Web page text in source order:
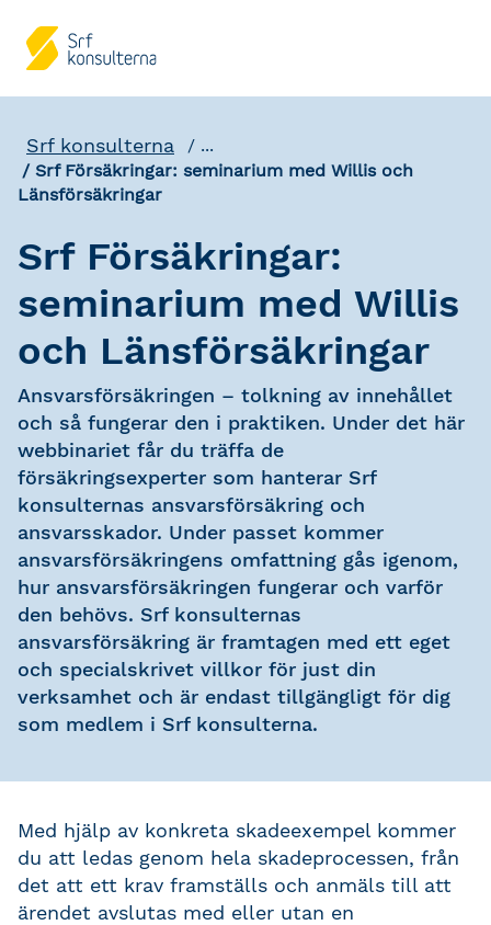
Srf konsulterna
...
Srf Försäkringar: seminarium med Willis och
Länsförsäkringar
Srf Försäkringar:
seminarium med Willis
och Länsförsäkringar
Ansvarsförsäkringen – tolkning av innehållet
och så fungerar den i praktiken. Under det här
webbinariet får du träffa de
försäkringsexperter som hanterar Srf
konsulternas ansvarsförsäkring och
ansvarsskador. Under passet kommer
ansvarsförsäkringens omfattning gås igenom,
hur ansvarsförsäkringen fungerar och varför
den behövs. Srf konsulternas
ansvarsförsäkring är framtagen med ett eget
och specialskrivet villkor för just din
verksamhet och är endast tillgängligt för dig
som medlem i Srf konsulterna.
Med hjälp av konkreta skadeexempel kommer
du att ledas genom hela skadeprocessen, från
det att ett krav framställs och anmäls till att
ärendet avslutas med eller utan en